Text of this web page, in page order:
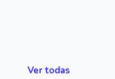
Ver todas